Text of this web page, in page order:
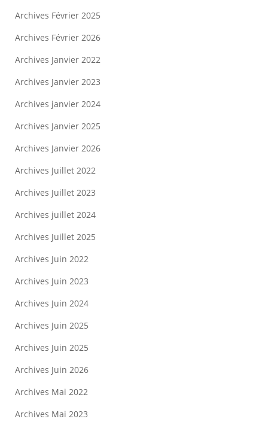
Archives Février 2025
Archives Février 2026
Archives Janvier 2022
Archives Janvier 2023
Archives janvier 2024
Archives Janvier 2025
Archives Janvier 2026
Archives Juillet 2022
Archives Juillet 2023
Archives juillet 2024
Archives Juillet 2025
Archives Juin 2022
Archives Juin 2023
Archives Juin 2024
Archives Juin 2025
Archives Juin 2025
Archives Juin 2026
Archives Mai 2022
Archives Mai 2023